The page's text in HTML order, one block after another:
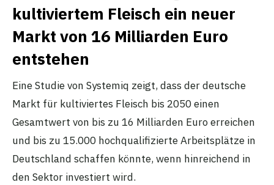
kultiviertem Fleisch ein neuer
Markt von 16 Milliarden Euro
entstehen
Eine Studie von Systemiq zeigt, dass der deutsche
Markt für kultiviertes Fleisch bis 2050 einen
Gesamtwert von bis zu 16 Milliarden Euro erreichen
und bis zu 15.000 hochqualifizierte Arbeitsplätze in
Deutschland schaffen könnte, wenn hinreichend in
den Sektor investiert wird.